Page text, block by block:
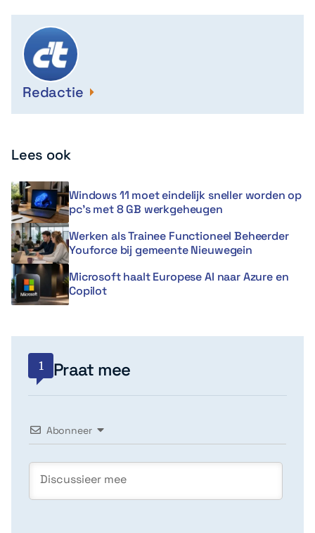
Redactie
Lees ook
Windows 11 moet eindelijk sneller worden op
pc’s met 8 GB werkgeheugen
Werken als Trainee Functioneel Beheerder
Youforce bij gemeente Nieuwegein
Microsoft haalt Europese AI naar Azure en
Copilot
1 Praat mee
Abonneer